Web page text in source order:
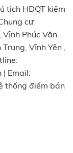
tịch HĐQT kiêm
cư
Phúc Văn
Vĩnh Yên ,
Email:
thống điểm bán